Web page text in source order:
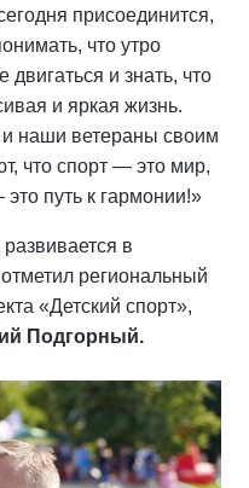
присоединится,
что утро
и знать, что
и яркая жизнь.
наши ветераны своим
что спорт — это мир,
путь к гармонии!»
в
региональный
«Детский спорт»,
Подгорный.